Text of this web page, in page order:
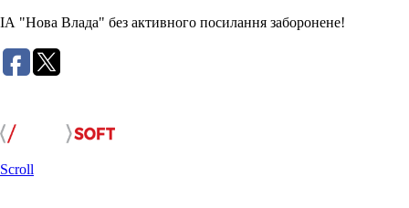
ІА "Нова Влада" без активного посилання заборонене!
Scroll